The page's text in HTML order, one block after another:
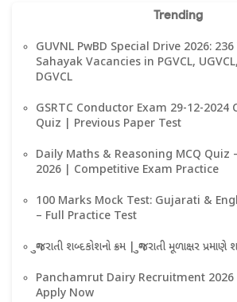
Trending
GUVNL PwBD Special Drive 2026:
Sahayak Vacancies in PGVCL,
DGVCL
GSRTC Conductor Exam 29-12-2024
Quiz | Previous Paper Test
Daily Maths & Reasoning MCQ Quiz
2026 | Competitive Exam Practice
100 Marks Mock Test: Gujarati &
– Full Practice Test
ગુજરાતી શબ્દકોશનો ક્રમ | ગુજરાતી મૂળાક્ષર પ્રમાણે
Panchamrut Dairy Recruitment
Apply Now